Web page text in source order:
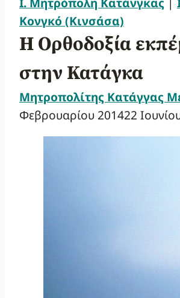
Κονγκό (Κινσάσα)
Η Ορθοδοξία
στην Κατάγκα
Μητροπολίτης Κατάγγας
Φεβρουαρίου 201422